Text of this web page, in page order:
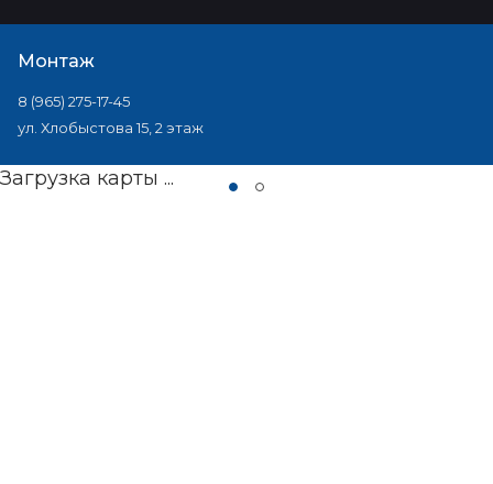
Монтаж
8 (965) 275-17-45
ул. Хлобыстова 15, 2 этаж
Загрузка карты ...